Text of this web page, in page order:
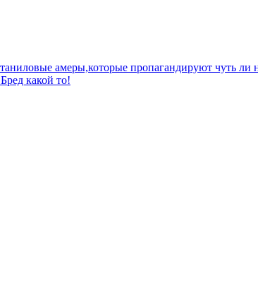
амеры,которые пропагандируют чуть ли
какой то!